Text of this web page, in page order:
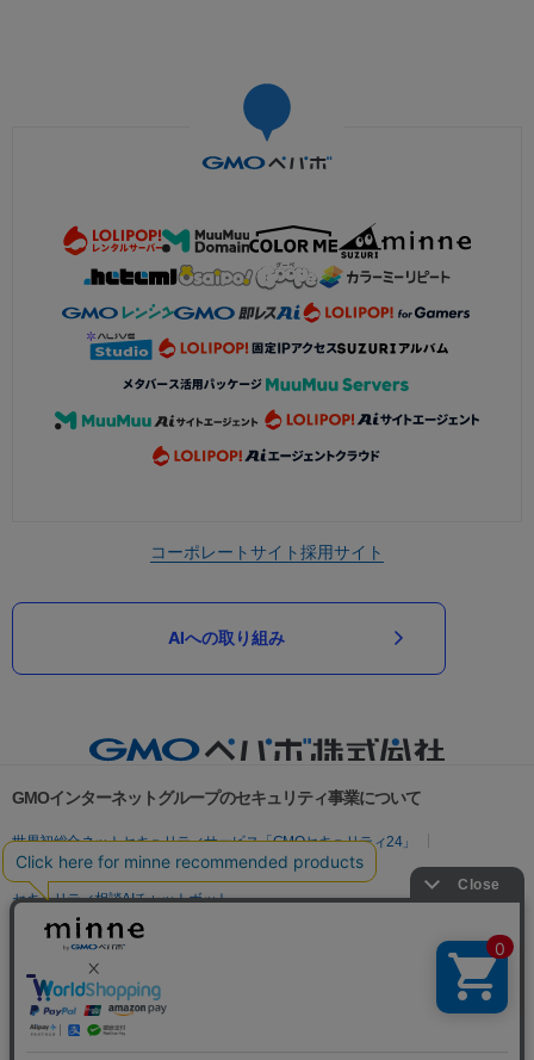
コーポレートサイト採用サイト
AIへの取り組み
GMOインターネットグループのセキュリティ事業について
世界初総合ネットセキュリティサービス「GMOセキュリティ24」
パスワード漏洩診断
Webサイトリスク診断
セキュリティ相談AIチャットボット
実在証明・盗聴対策
サイバー攻撃対策（GMO Flatt Security）
セキュリティ事業の軌跡